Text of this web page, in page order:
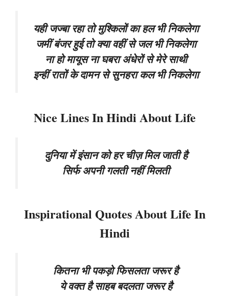
यही जज्बा रहा तो मुश्किलों का हल भी निकलेगा
जमीं बंजर हुई तो क्या वहीं से जल भी निकलेगा
ना हो मायूस ना घबरा अंधेरों से मेरे साथी
इन्हीं रातों के दामन से सुनहरा कल भी निकलेगा
Nice Lines In Hindi About Life
दुनिया में इंसान को हर चीज़ मिल जाती है
सिर्फ अपनी गलती नहीं मिलती
Inspirational Quotes About Life In
Hindi
कितना भी पकड़ो फिसलता जरूर है
ये वक्त है साहब बदलता जरूर है